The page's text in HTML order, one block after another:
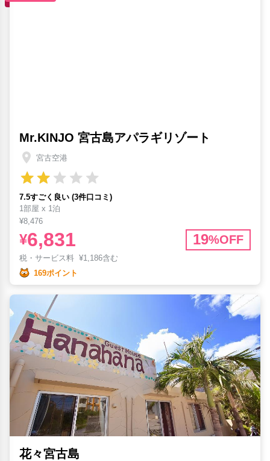
Mr.KINJO 宮古島アパラギリゾート
宮古空港
7.5すごく良い (3件口コミ)
1部屋 x 1泊
¥8,476
¥6,831 19%OFF
税・サービス料 ¥1,186含む
169ポイント
花々宮古島